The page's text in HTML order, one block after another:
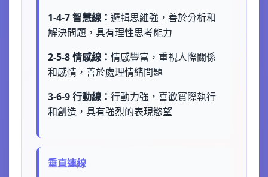
1-4-7 智慧線： 邏輯思維強，善於分析和
解決問題，具有理性思考能力
2-5-8 情感線： 情感豐富，重視人際關係
和感情，善於處理情緒問題
3-6-9 行動線： 行動力強，喜歡實際執行
和創造，具有強烈的表現慾望
垂直連線